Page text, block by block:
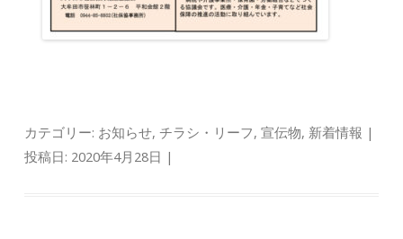
カテゴリー: お知らせ,チラシ・リーフ,宣伝物, 新着情報 |
投稿日: 2020年4月28日 |